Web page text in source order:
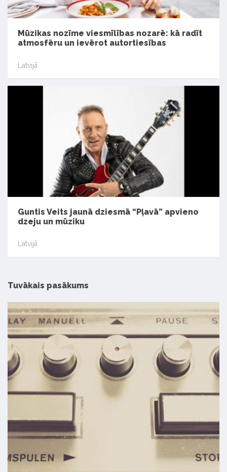
Mūzikas nozīme viesmīlības nozarē: kā radīt
atmosfēru un ievērot autortiesības
Latvijā
Guntis Veits jaunā dziesmā “Pļavā” apvieno
dzeju un mūziku
Latvijā
Tuvākais pasākums